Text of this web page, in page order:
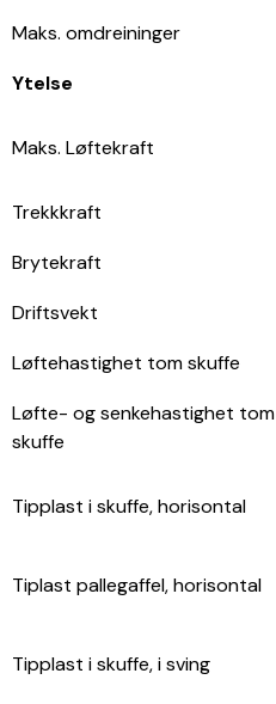
Maks. omdreininger
Ytelse
Maks. Løftekraft
Trekkkraft
Brytekraft
Driftsvekt
Løftehastighet tom skuffe
Løfte- og senkehastighet tom
skuffe
Tipplast i skuffe, horisontal
Tiplast pallegaffel, horisontal
Tipplast i skuffe, i sving